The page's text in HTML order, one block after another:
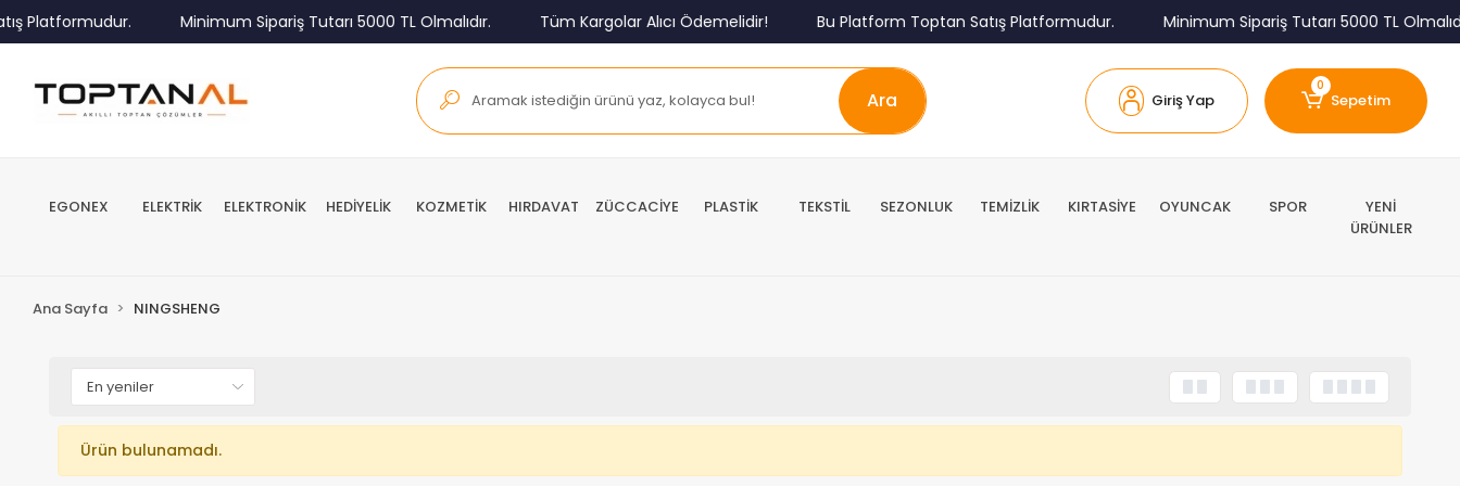
Platformudur. Minimum Sipariş Tutarı 5000 TL Olmalıdır. Tüm Kargolar Alıcı Ödemelidir! Bu Platform Toptan Satış Platformudur. Minimum Sipariş Tutarı 5000 TL
Ara Giriş Yap
0
Sepetim
EGONEX ELEKTRİK ELEKTRONİK HEDİYELİK KOZMETİK HIRDAVAT ZÜCCACİYE PLASTİK TEKSTİL SEZONLUK TEMİZLİK KIRTASİYE OYUNCAK SPOR
YENİ
ÜRÜNLER
Ana Sayfa NINGSHENG
Ürün bulunamadı.